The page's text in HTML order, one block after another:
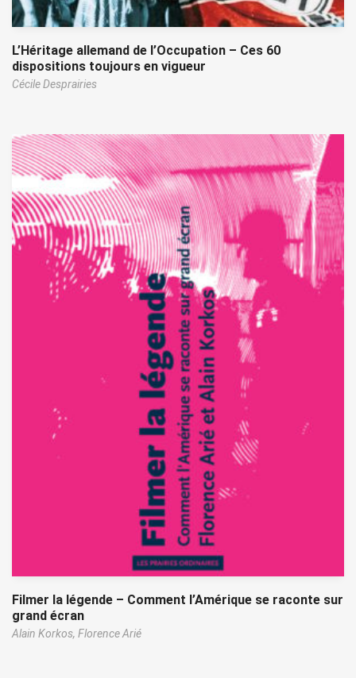
L’Héritage allemand de l’Occupation – Ces 60
dispositions toujours en vigueur
Cécile Desprairies
Filmer la légende – Comment l’Amérique se raconte sur
grand écran
Alain Korkos, Florence Arié